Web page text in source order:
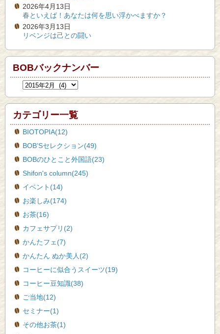
2026年4月13日
春といえば！あなたは何を思い浮かべますか？
2026年3月13日
リベンジは己との闘い
BOBバックナンバー
カテゴリー一覧
BIOTOPIA(12)
BOB’Sセレクション(49)
BOBのひとこと外国語(23)
Shifon's column(245)
イベント(14)
お楽しみ(174)
お茶(16)
カフェサプリ(2)
かんたフェ(7)
かんたん ぬか美人(2)
コーヒーに似合うスイーツ(19)
コーヒー豆知識(38)
ご当地(12)
セミナー(1)
その他お茶(1)